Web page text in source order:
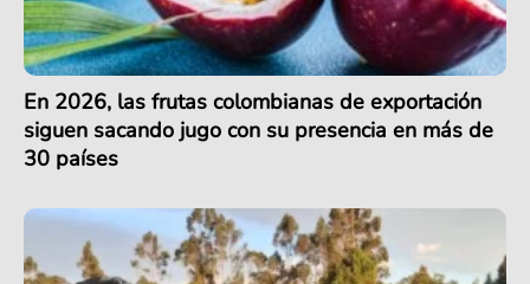
En 2026, las frutas colombianas de exportación
siguen sacando jugo con su presencia en más de
30 países